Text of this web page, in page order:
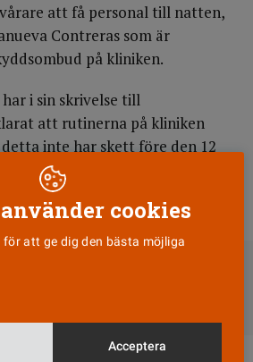
att få personal till natten,
Contreras som är
på kliniken.
i sin skrivelse till
att rutinerna på kliniken
detta inte har skett före den 12
sjukhuset böta 300 000
startsida
cookies
för att ge dig den bästa möjliga
Acceptera